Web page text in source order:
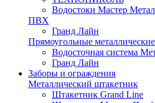
Водостоки Мастер
ПВХ
Гранд Лайн
Прямоугольные
Водосточная система
Гранд Лайн
Заборы и ограждения
Металлический штакетник
Штакетник Grand Line